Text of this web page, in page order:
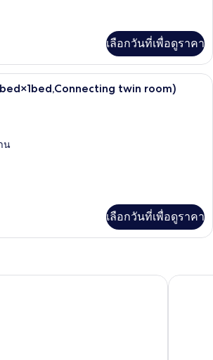
เลือกวันที่เพื่อดูราคา
ผ้านวมขนเป็ด, ผ้าม่านกันแสง, เตารีด/
twin room)
น
เลือกวันที่เพื่อดูราคา
อร์ท โอซาก้า นัมบะ เอกิมาเอะ ทาวเวอร์
อาร์ โฮ